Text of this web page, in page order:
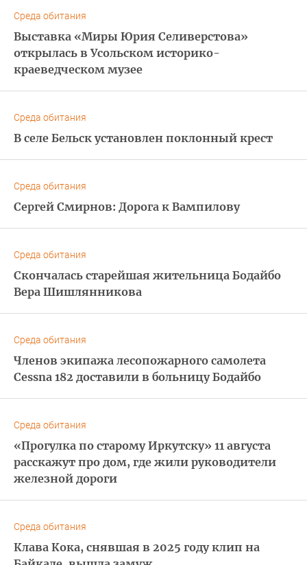
Среда обитания
Выставка «Миры Юрия Селиверстова»
открылась в Усольском историко-
краеведческом музее
Среда обитания
В селе Бельск установлен поклонный крест
Среда обитания
Сергей Смирнов: Дорога к Вампилову
Среда обитания
Скончалась старейшая жительница Бодайбо
Вера Шишлянникова
Среда обитания
Членов экипажа лесопожарного самолета
Cessna 182 доставили в больницу Бодайбо
Среда обитания
«Прогулка по старому Иркутску» 11 августа
расскажут про дом, где жили руководители
железной дороги
Среда обитания
Клава Кока, снявшая в 2025 году клип на